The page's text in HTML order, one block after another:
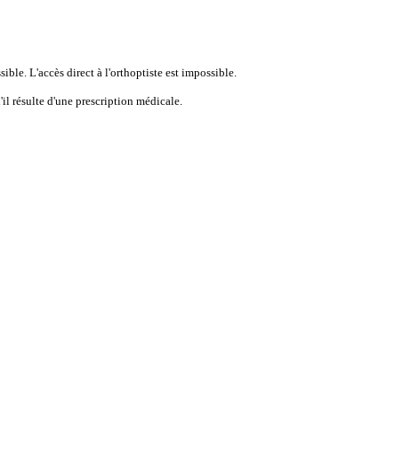
L'accès direct à l'orthoptiste est impossible.
résulte d'une prescription médicale.